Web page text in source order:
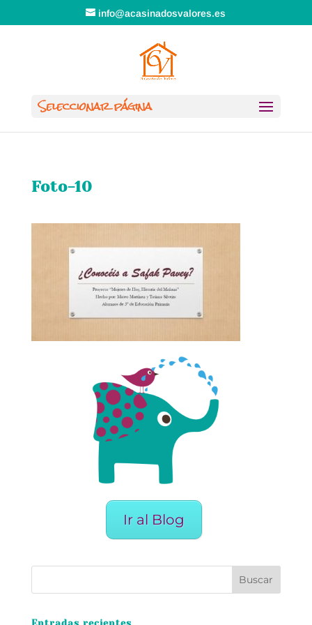
info@acasinadosvalores.es
Seleccionar página
Foto-10
Ir al Blog